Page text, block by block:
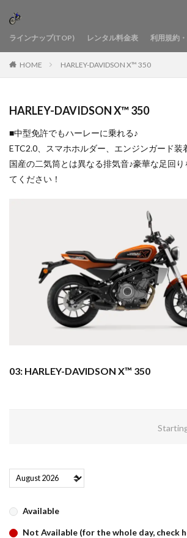
ラインナップ(TOP) レンタル料金表 利用規約
HOME HARLEY-DAVIDSON X™ 350
HARLEY-DAVIDSON X™ 350
■中型免許でもハーレーに乗れる♪
ETC2.0、スマホホルダー、エンジンガード装
国産の二気筒とは異なる排気音♪豪華な足回
てください！
03: HARLEY-DAVIDSON X™ 350
Available
Not Available (for the whole day, check